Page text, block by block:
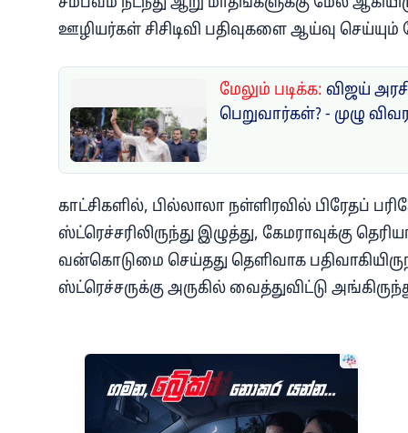
ஊழியர்கள் சிசிடிவி பதிவுகளை ஆய்வு
மேலும் படிக்க: விஜய்
பெறுவார்கள்? - முழு
காட்சிகளில், பில்லாலா நள்ளிரவில் பிரேதப்
ஸ்ட்ரெச்சரிலிருந்து இழுத்து, கேமராவுக்கு
வன்கொடுமை செய்தது தெளிவாக
ஸ்ட்ரெச்சருக்கு அருகில் வைத்துவிட்டு